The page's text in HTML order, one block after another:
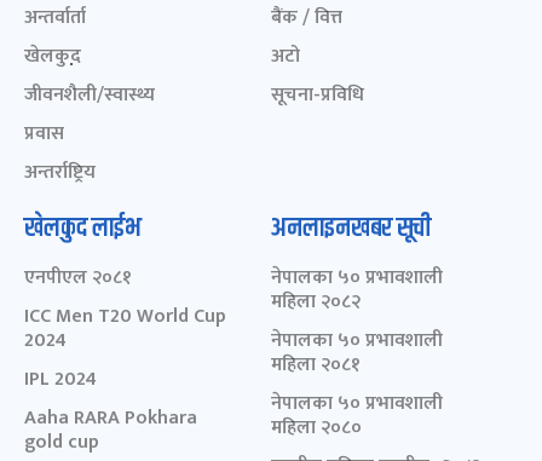
अन्तर्वार्ता
खेलकुद़़
जीवनशैली/स्वास्थ्य
प्रवास
अन्तर्राष्ट्रिय
बैंक / वित्त
अटो
सूचना-प्रविधि
खेलकुद लाईभ
एनपीएल २०८१
ICC Men T20 World Cup
2024
IPL 2024
Aaha RARA Pokhara
gold cup
अनलाइनखबर सूची
नेपालका ५० प्रभावशाली
महिला २०८२
नेपालका ५० प्रभावशाली
महिला २०८१
नेपालका ५० प्रभावशाली
महिला २०८०